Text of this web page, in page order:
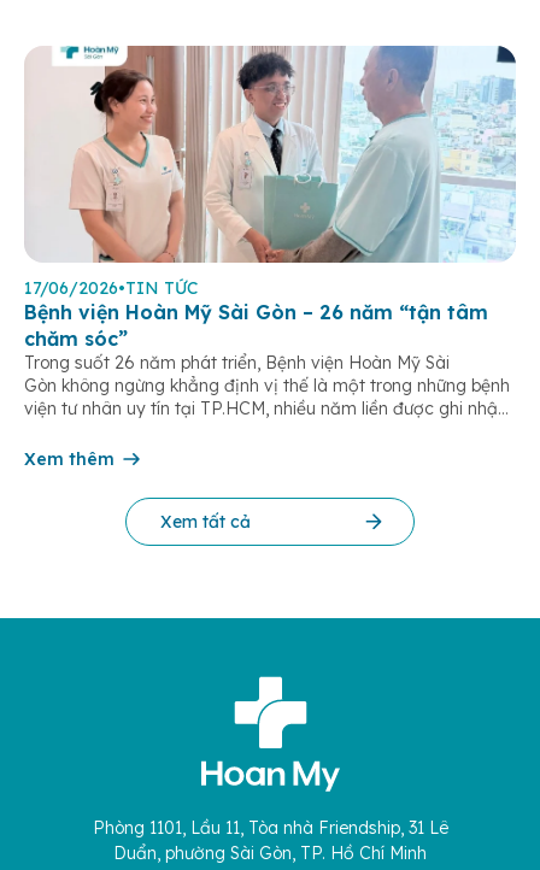
17/06/2026•TIN TỨC
Bệnh viện Hoàn Mỹ Sài Gòn – 26 năm “tận tâm
chăm sóc”
Trong suốt 26 năm phát triển, Bệnh viện Hoàn Mỹ Sài
Gòn không ngừng khẳng định vị thế là một trong những bệnh
viện tư nhân uy tín tại TP.HCM, nhiều năm liền được ghi nhận
tiêu chí đánh giá của Bộ y tế. Điều tạo nên giá trị của […]
Xem thêm
Xem tất cả
Phòng 1101, Lầu 11, Tòa nhà Friendship, 31 Lê
Duẩn, phường Sài Gòn, TP. Hồ Chí Minh